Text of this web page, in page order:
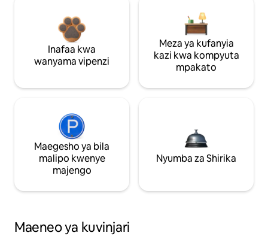
Inafaa kwa
wanyama vipenzi
Meza ya kufanyia
kazi kwa kompyuta
mpakato
Maegesho ya bila
malipo kwenye
majengo
Nyumba za Shirika
Maeneo ya kuvinjari